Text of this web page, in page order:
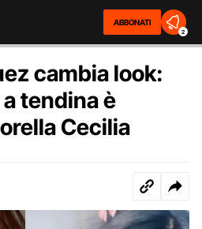
ABBONATI
2
cambia look:
tendina è
Cecilia